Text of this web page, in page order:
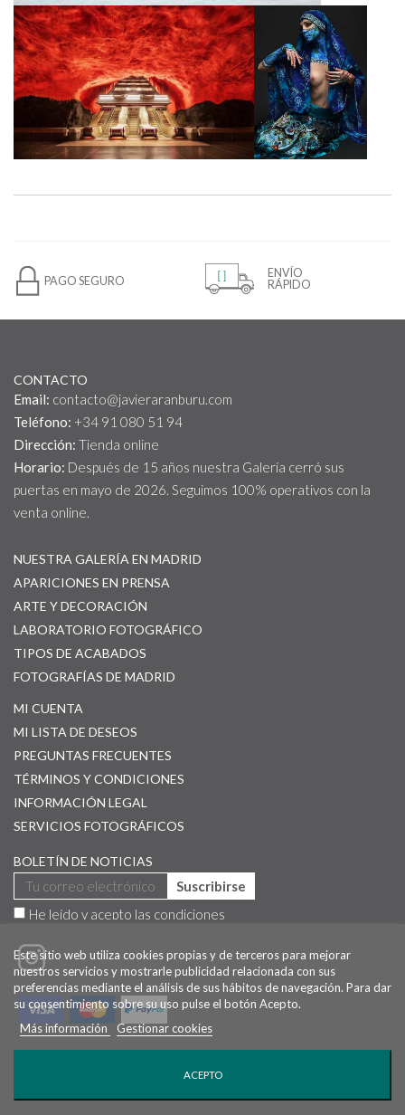
PAGO SEGURO
ENVÍO
RÁPIDO
CONTACTO
Email: contacto@javieraranburu.com
Teléfono: +34 91 080 51 94
Dirección: Tienda online
Horario: Después de 15 años nuestra Galería cerró sus
puertas en mayo de 2026. Seguimos 100% operativos con la
venta online.
NUESTRA GALERÍA EN MADRID
APARICIONES EN PRENSA
ARTE Y DECORACIÓN
LABORATORIO FOTOGRÁFICO
TIPOS DE ACABADOS
FOTOGRAFÍAS DE MADRID
MI CUENTA
MI LISTA DE DESEOS
PREGUNTAS FRECUENTES
TÉRMINOS Y CONDICIONES
INFORMACIÓN LEGAL
SERVICIOS FOTOGRÁFICOS
BOLETÍN DE NOTICIAS
Suscribirse
He leído y acepto las condiciones
Este sitio web utiliza cookies propias y de terceros para mejorar
nuestros servicios y mostrarle publicidad relacionada con sus
preferencias mediante el análisis de sus hábitos de navegación. Para dar
su consentimiento sobre su uso pulse el botón Acepto.
Más información
Gestionar cookies
ACEPTO